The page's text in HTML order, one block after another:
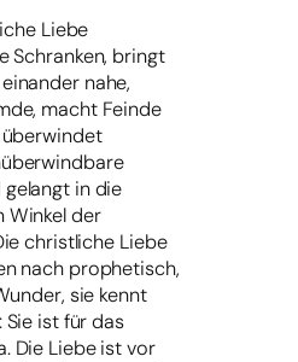
Liebe
Schranken, bringt
nahe,
macht Feinde
in die
Winkel der
christliche Liebe
nach prophetisch,
sie kennt
Sie ist für das
Die Liebe ist vor